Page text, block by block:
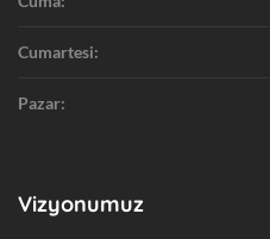
Cumartesi:
Pazar:
Vizyonumuz